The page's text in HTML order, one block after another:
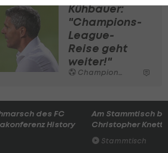
Kühbauer:
"Champions-
League-
Reise geht
weiter!"
Champions League
des FC
History
Am Stammtisch
Christopher Knett
Stammtisch